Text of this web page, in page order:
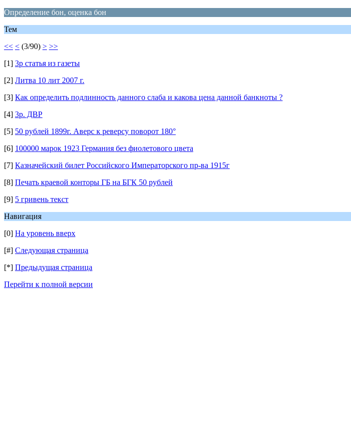
Определение бон, оценка бон
Тем
<< < (3/90) > >>
[1] 3р статья из газеты
[2] Литва 10 лит 2007 г.
[3] Как определить подлинность данного слаба и какова цена данной банкноты ?
[4] 3р. ДВР
[5] 50 рублей 1899г. Аверс к реверсу поворот 180°
[6] 100000 марок 1923 Германия без фиолетового цвета
[7] Казначейский билет Российского Императорского пр-ва 1915г
[8] Печать краевой конторы ГБ на БГК 50 рублей
[9] 5 гривень текст
Навигация
[0] На уровень вверх
[#] Следующая страница
[*] Предыдущая страница
Перейти к полной версии